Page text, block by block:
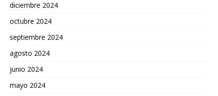
diciembre 2024
octubre 2024
septiembre 2024
agosto 2024
junio 2024
mayo 2024